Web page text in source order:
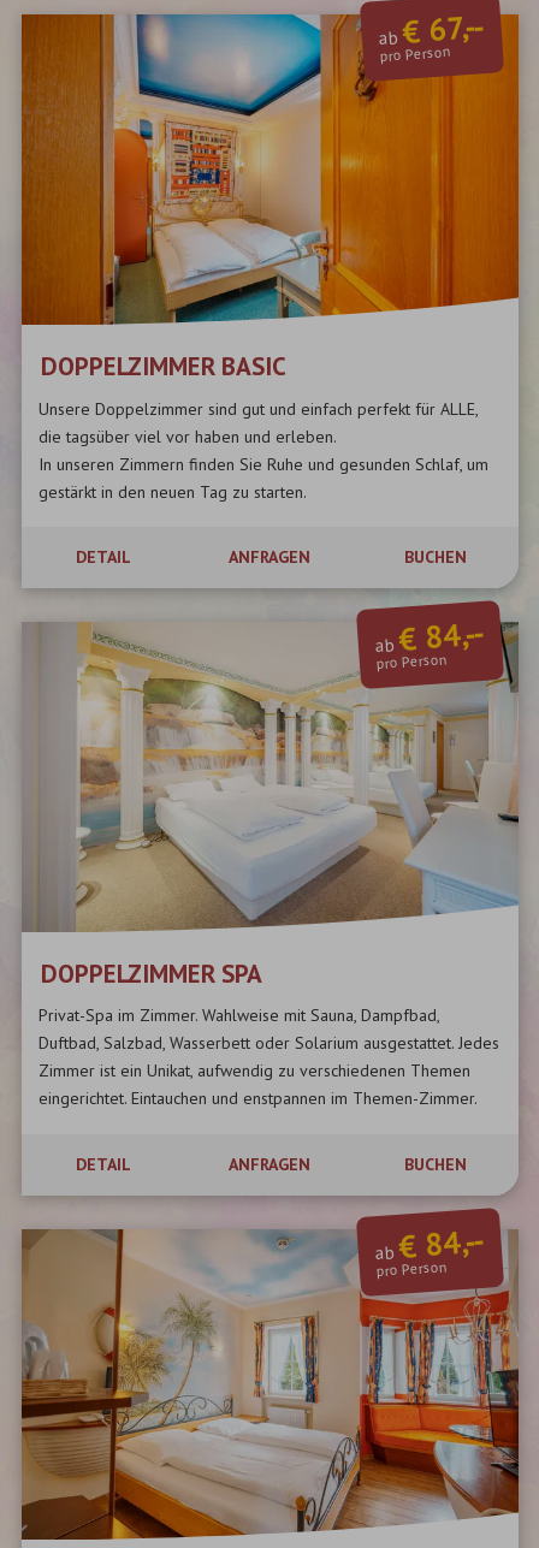
ab€ 67,--
pro Person
DOPPELZIMMER BASIC
Unsere Doppelzimmer sind gut und einfach perfekt für ALLE,
die tagsüber viel vor haben und erleben.
In unseren Zimmern finden Sie Ruhe und gesunden Schlaf, um
gestärkt in den neuen Tag zu starten.
DETAIL ANFRAGEN BUCHEN
ab€ 84,--
pro Person
DOPPELZIMMER SPA
Privat-Spa im Zimmer. Wahlweise mit Sauna, Dampfbad,
Duftbad, Salzbad, Wasserbett oder Solarium ausgestattet. Jedes
Zimmer ist ein Unikat, aufwendig zu verschiedenen Themen
eingerichtet. Eintauchen und enstpannen im Themen-Zimmer.
DETAIL ANFRAGEN BUCHEN
ab€ 84,--
pro Person